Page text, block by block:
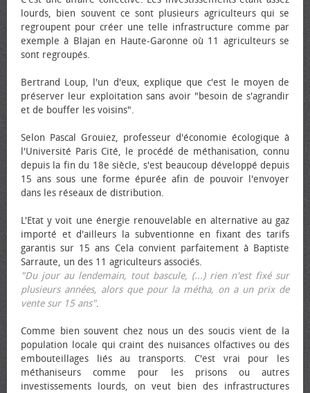
lourds, bien souvent ce sont plusieurs agriculteurs qui se
regroupent pour créer une telle infrastructure comme par
exemple à Blajan en Haute-Garonne où 11 agriculteurs se
sont regroupés.
Bertrand Loup, l'un d'eux, explique que c'est le moyen de
préserver leur exploitation sans avoir "besoin de s'agrandir
et de bouffer les voisins".
Selon Pascal Grouiez, professeur d'économie écologique à
l'Université Paris Cité, le procédé de méthanisation, connu
depuis la fin du 18e siècle, s'est beaucoup développé depuis
15 ans sous une forme épurée afin de pouvoir l'envoyer
dans les réseaux de distribution.
L'Etat y voit une énergie renouvelable en alternative au gaz
importé et d'ailleurs la subventionne en fixant des tarifs
garantis sur 15 ans Cela convient parfaitement à Baptiste
Sarraute, un des 11 agriculteurs associés.
"Du jour au lendemain, tout bascule, (...) rien n'est fixé sur
plusieurs années, alors que pour la métha, on a un prix de
vente sur 15 ans".
Comme bien souvent chez nous un des soucis vient de la
population locale qui craint des nuisances olfactives ou des
embouteillages liés au transports. C'est vrai pour les
méthaniseurs comme pour les prisons ou autres
investissements lourds, on veut bien des infrastructures